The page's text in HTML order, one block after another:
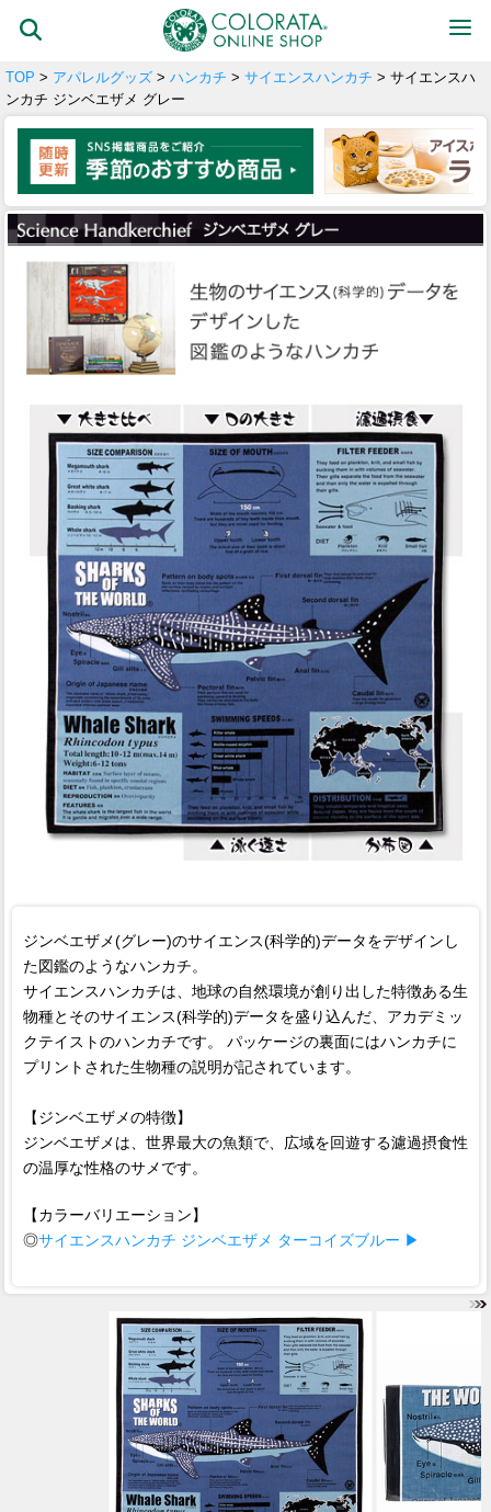
TOP > アパレルグッズ > ハンカチ > サイエンスハンカチ > サイエンスハ
ンカチ ジンベエザメ グレー
ジンベエザメ(グレー)のサイエンス(科学的)データをデザインし
た図鑑のようなハンカチ。
サイエンスハンカチは、地球の自然環境が創り出した特徴ある生
物種とそのサイエンス(科学的)データを盛り込んだ、アカデミッ
クテイストのハンカチです。 パッケージの裏面にはハンカチに
プリントされた生物種の説明が記されています。
【ジンベエザメの特徴】
ジンベエザメは、世界最大の魚類で、広域を回遊する濾過摂食性
の温厚な性格のサメです。
【カラーバリエーション】
◎サイエンスハンカチ ジンベエザメ ターコイズブルー ▶